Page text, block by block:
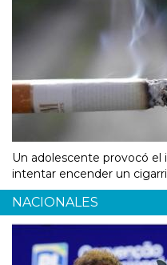
Un adolescente provocó
intentar encender un
NACIONALES